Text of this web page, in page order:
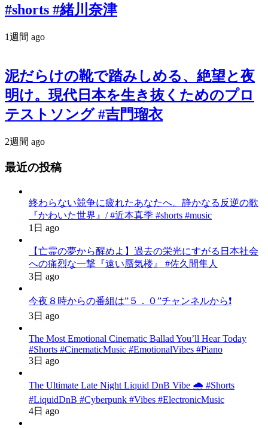
#shorts #緒川奈津
1週間 ago
泥だらけの靴で踏みしめる、絶望と夜
明け。現代日本を生き抜くためのプロ
テストソング #吉門瑠衣
2週間 ago
最近の投稿
終わらない競争に疲れたあなたへ。静かなる反逆の歌
『かわいた世界』/ #近本真季 #shorts #music
1日 ago
【亡霊の夢から醒めよ】過去の栄光にすがる日本社会
への痛烈な一撃『遠い蜃気楼』 #佐久間隼人
3日 ago
今夜８時からの番組は”５．０”チャンネルから❗️
3日 ago
The Most Emotional Cinematic Ballad You’ll Hear Today
#Shorts #CinematicMusic #EmotionalVibes #Piano
3日 ago
The Ultimate Late Night Liquid DnB Vibe 🌧️ #Shorts
#LiquidDnB #Cyberpunk #Vibes #ElectronicMusic
4日 ago